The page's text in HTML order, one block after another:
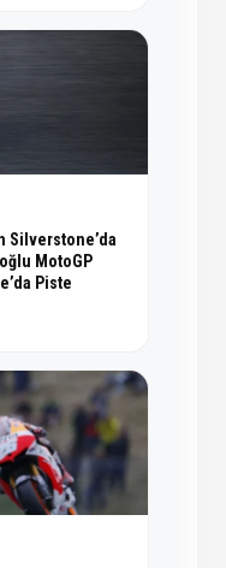
Silverstone’da
MotoGP
Piste